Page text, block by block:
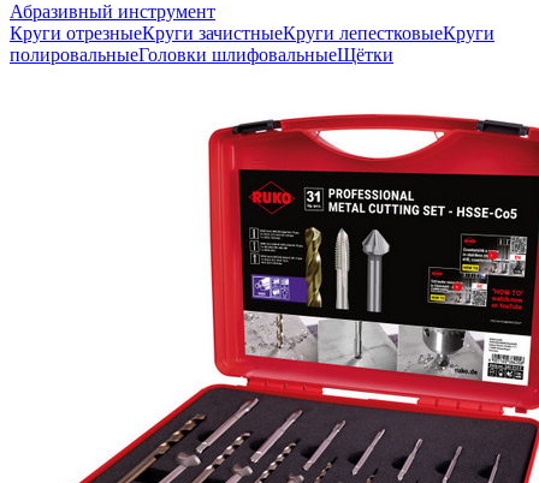
Абразивный инструмент
Круги отрезныеКруги зачистныеКруги лепестковыеКруги
полировальныеГоловки шлифовальныеЩётки